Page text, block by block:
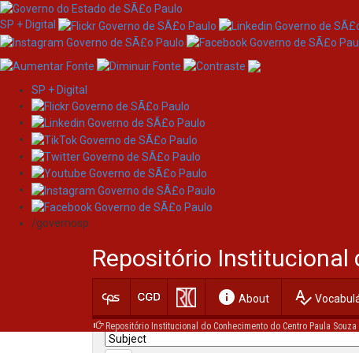
Skip
navigation
SP + Digital
SP + Digital
/governosp
Repositório Institucional
info About spellcheck
Repositório Institucional do Conhecimento do Centro Paula Souza
Search
Current filters: